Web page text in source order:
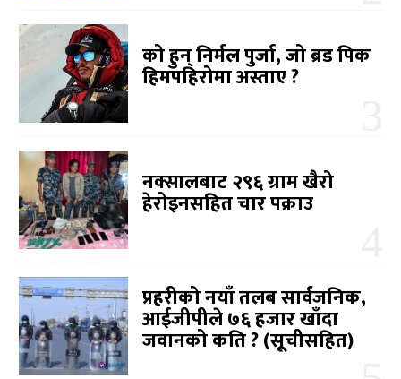
को हुन् निर्मल पुर्जा, जो ब्रड पिक
हिमपहिरोमा अस्ताए ?
नक्सालबाट २९६ ग्राम खैरो
हेरोइनसहित चार पक्राउ
प्रहरीको नयाँ तलब सार्वजनिक,
आईजीपीले ७६ हजार खाँदा
जवानको कति ? (सूचीसहित)